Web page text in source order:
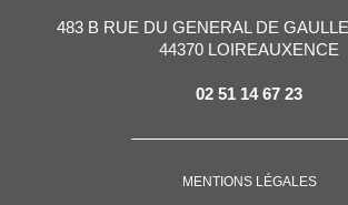
483 B RUE DU GENERAL DE
44370 LOIREAUXENCE
02 51 14 67 23
MENTIONS LÉGALES